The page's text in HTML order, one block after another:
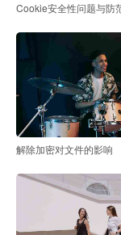
解除加密对文件的影响